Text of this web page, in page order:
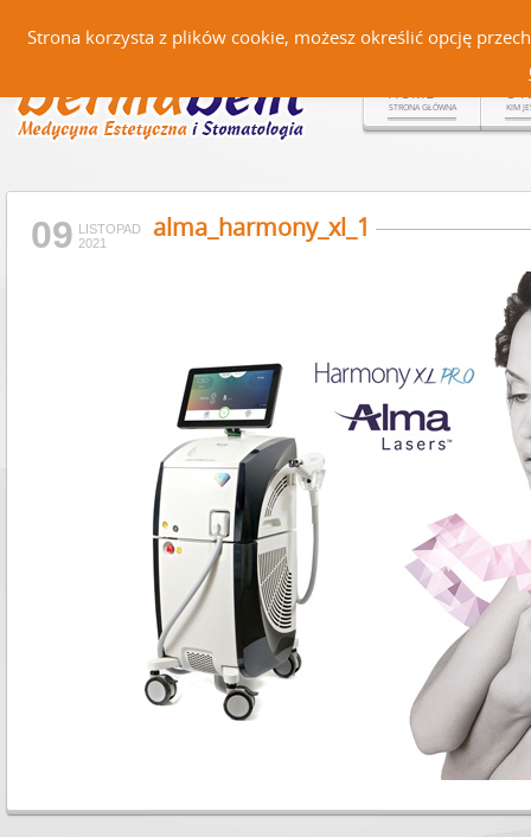
HOME
STRONA GŁÓWNA
O
KIM
09 LISTOPAD
2021
alma_harmony_xl_1
Strona korzysta z plików cookie, możesz określić opcję